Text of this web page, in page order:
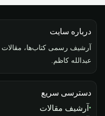
درباره سایت
آرشیف رسمی کتاب‌ها، مقالات
عبدالله کاظم.
دسترسی سریع
آرشیف مقالات